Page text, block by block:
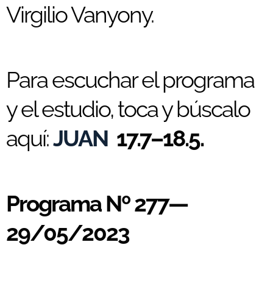
Virgilio Vanyony.
Para escuchar el programa
y el estudio, toca y búscalo
aquí:JUAN 17.7–18.5.
Programa Nº 277—
29/05/2023